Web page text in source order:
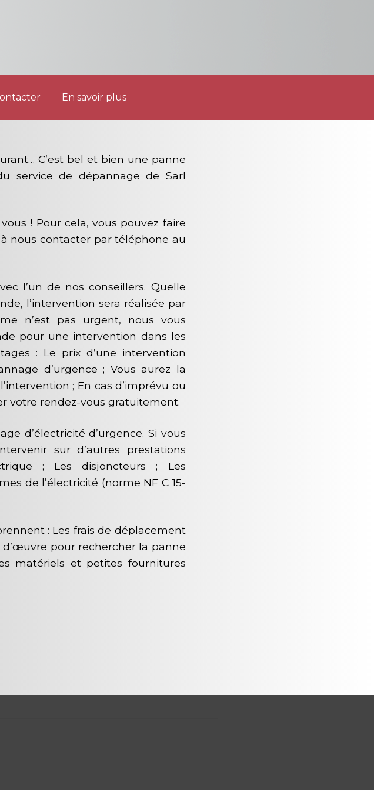
En savoir plus
C’est bel et bien une panne
service de dépannage de Sarl
! Pour cela, vous pouvez faire
nous contacter par téléphone au
l’un de nos conseillers. Quelle
l’intervention sera réalisée par
n’est pas urgent, nous vous
pour une intervention dans les
: Le prix d’une intervention
d’urgence ; Vous aurez la
; En cas d’imprévu ou
votre rendez-vous gratuitement.
d’électricité d’urgence. Si vous
sur d’autres prestations
; Les disjoncteurs ; Les
de l’électricité (norme NF C 15-
: Les frais de déplacement
d’œuvre pour rechercher la panne
matériels et petites fournitures